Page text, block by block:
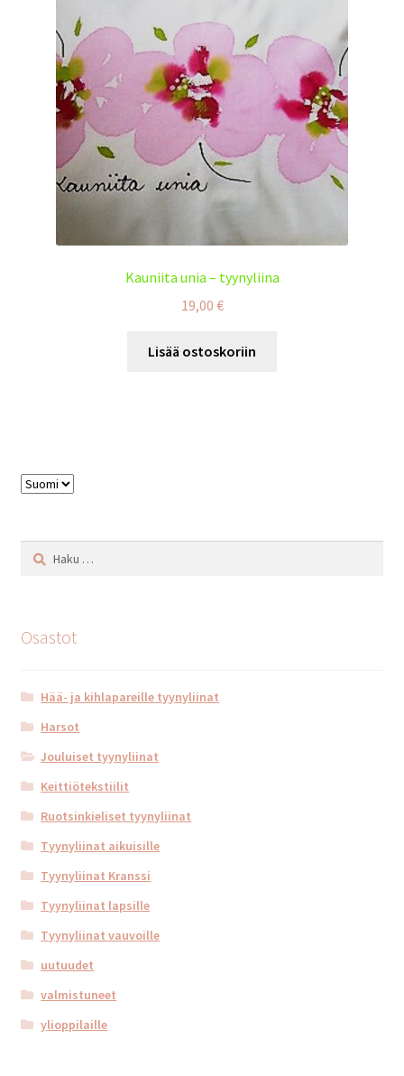
Kauniita unia – tyynyliina
19,00 €
Lisää ostoskoriin
Valitse
Haku:
Osastot
Hää- ja kihlapareille tyynyliinat
Harsot
Jouluiset tyynyliinat
Keittiötekstiilit
Ruotsinkieliset tyynyliinat
Tyynyliinat aikuisille
Tyynyliinat Kranssi
Tyynyliinat lapsille
Tyynyliinat vauvoille
uutuudet
valmistuneet
ylioppilaille